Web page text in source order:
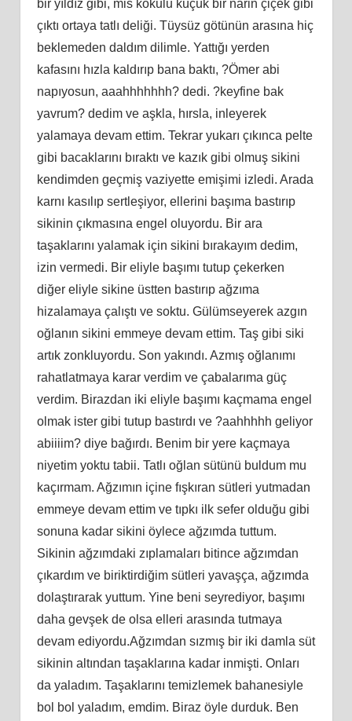
bir yıldız gibi, mis kokulu küçük bir narin çiçek gibi
çıktı ortaya tatlı deliği. Tüysüz götünün arasına hiç
beklemeden daldım dilimle. Yattığı yerden
kafasını hızla kaldırıp bana baktı, ?Ömer abi
napıyosun, aaahhhhhhh? dedi. ?keyfine bak
yavrum? dedim ve aşkla, hırsla, inleyerek
yalamaya devam ettim. Tekrar yukarı çıkınca pelte
gibi bacaklarını bıraktı ve kazık gibi olmuş sikini
kendimden geçmiş vaziyette emişimi izledi. Arada
karnı kasılıp sertleşiyor, ellerini başıma bastırıp
sikinin çıkmasına engel oluyordu. Bir ara
taşaklarını yalamak için sikini bırakayım dedim,
izin vermedi. Bir eliyle başımı tutup çekerken
diğer eliyle sikine üstten bastırıp ağzıma
hizalamaya çalıştı ve soktu. Gülümseyerek azgın
oğlanın sikini emmeye devam ettim. Taş gibi siki
artık zonkluyordu. Son yakındı. Azmış oğlanımı
rahatlatmaya karar verdim ve çabalarıma güç
verdim. Birazdan iki eliyle başımı kaçmama engel
olmak ister gibi tutup bastırdı ve ?aahhhhh geliyor
abiiiim? diye bağırdı. Benim bir yere kaçmaya
niyetim yoktu tabii. Tatlı oğlan sütünü buldum mu
kaçırmam. Ağzımın içine fışkıran sütleri yutmadan
emmeye devam ettim ve tıpkı ilk sefer olduğu gibi
sonuna kadar sikini öylece ağzımda tuttum.
Sikinin ağzımdaki zıplamaları bitince ağzımdan
çıkardım ve biriktirdiğim sütleri yavaşça, ağzımda
dolaştırarak yuttum. Yine beni seyrediyor, başımı
daha gevşek de olsa elleri arasında tutmaya
devam ediyordu.Ağzımdan sızmış bir iki damla süt
sikinin altından taşaklarına kadar inmişti. Onları
da yaladım. Taşaklarını temizlemek bahanesiyle
bol bol yaladım, emdim. Biraz öyle durduk. Ben